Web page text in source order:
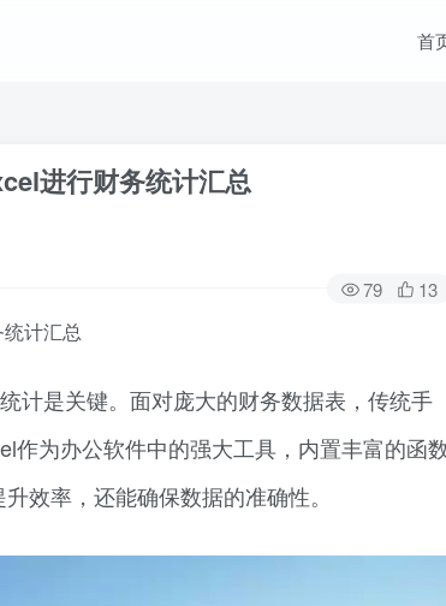
首
进行财务统计汇总
79 13
计汇总
计是关键。面对庞大的财务数据表，传统手
作为办公软件中的强大工具，内置丰富的函
效率，还能确保数据的准确性。